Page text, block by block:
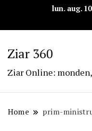
lun. aug.
Ziar 360
Ziar Online:
Home prim-